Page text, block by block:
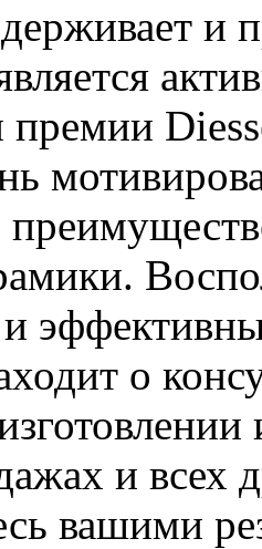
и
премии
о
и всех
вашими